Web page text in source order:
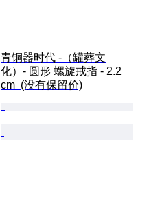
青铜器时代 -（罐葬文
化）- 圆形 螺旋戒指 - 2.2
cm  (没有保留价)